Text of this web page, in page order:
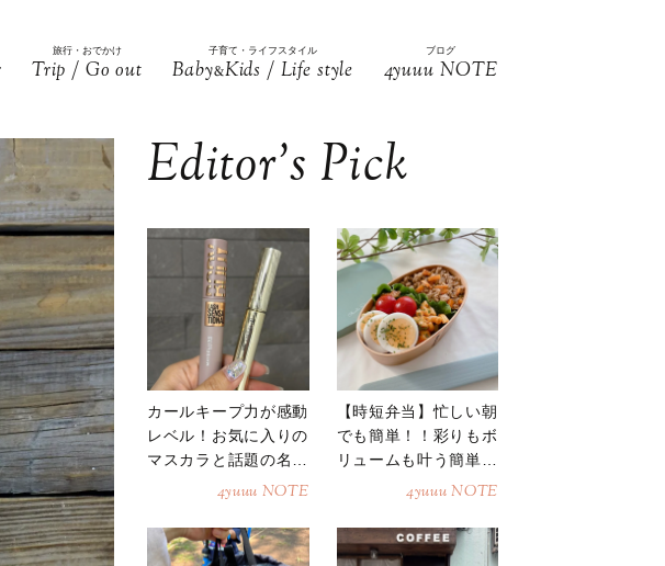
旅行・おでかけ
Trip / Go out
子育て・ライフスタイル
Baby&Kids / Life style
ブログ
4yuuu NOTE
Editor’s Pick
カールキープ力が感動
レベル！お気に入りの
マスカラと話題の名品
4yuuu NOTE
【時短弁当】忙しい朝
でも簡単！！彩りもボ
リュームも叶う簡単そ
4yuuu NOTE